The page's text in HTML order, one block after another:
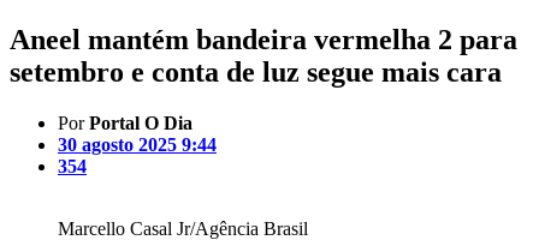
Aneel mantém bandeira vermelha 2 para
setembro e conta de luz segue mais cara
PorPortal O Dia
30 agosto 2025 9:44
354
Marcello Casal Jr/Agência Brasil